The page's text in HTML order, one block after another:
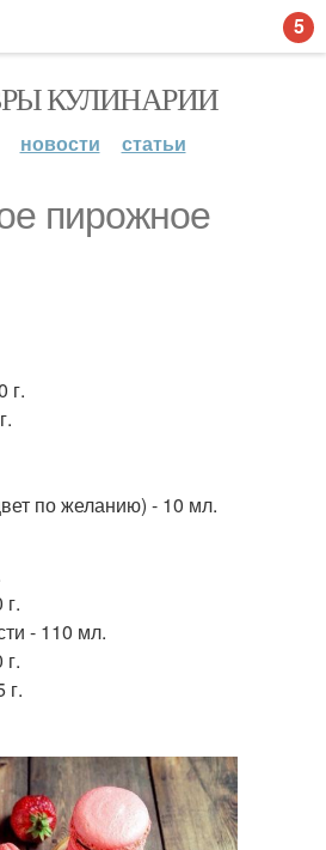
КУЛИНАРИИ
новости статьи
пирожное
г.
по желанию) - 10 мл.
- 110 мл.
г.
5